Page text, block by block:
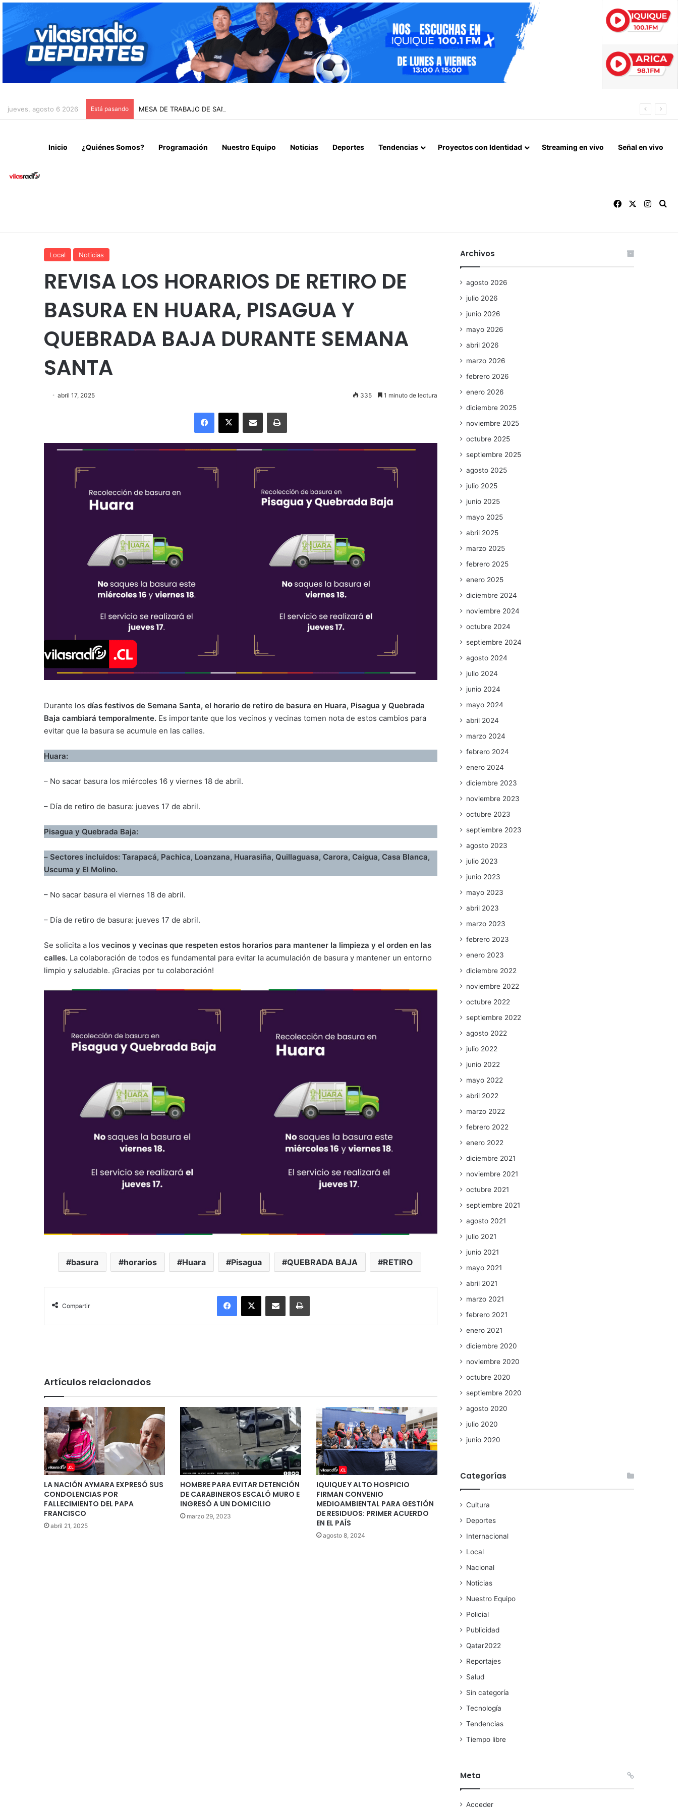
jueves, agosto 6 2026 Está pasando MESA DE TRABAJO DE SAN LORENZO DESMIENTE AUTORIZACIÓN DE «ENTRADA DE LOLITOS» PARA EL DOMINGO
Inicio ¿Quiénes Somos? Programación Nuestro Equipo Noticias Deportes Tendencias Proyectos con Identidad Streaming en vivo Señal en vivo
Facebook
Local Noticias
REVISA LOS HORARIOS DE RETIRO DE
BASURA EN HUARA, PISAGUA Y
QUEBRADA BAJA DURANTE SEMANA
SANTA
abril 17, 2025 335 1 minuto de lectura
Facebook
X Enviar vía email Imprimir
Durante los días festivos de Semana Santa, el horario de retiro de basura en Huara, Pisagua y Quebrada
Baja cambiará temporalmente. Es importante que los vecinos y vecinas tomen nota de estos cambios para
evitar que la basura se acumule en las calles.
Huara:
– No sacar basura los miércoles 16 y viernes 18 de abril.
– Día de retiro de basura: jueves 17 de abril.
Pisagua y Quebrada Baja:
– Sectores incluidos: Tarapacá, Pachica, Loanzana, Huarasiña, Quillaguasa, Carora, Caigua, Casa Blanca,
Uscuma y El Molino.
– No sacar basura el viernes 18 de abril.
– Día de retiro de basura: jueves 17 de abril.
Se solicita a los vecinos y vecinas que respeten estos horarios para mantener la limpieza y el orden en las
calles. La colaboración de todos es fundamental para evitar la acumulación de basura y mantener un entorno
limpio y saludable. ¡Gracias por tu colaboración!
basura horarios Huara Pisagua QUEBRADA BAJA RETIRO
Compartir
Facebook
X Enviar vía email Imprimir
Artículos relacionados
LA NACIÓN AYMARA EXPRESÓ SUS
CONDOLENCIAS POR
FALLECIMIENTO DEL PAPA
FRANCISCO
abril 21, 2025
HOMBRE PARA EVITAR DETENCIÓN
DE CARABINEROS ESCALÓ MURO E
INGRESÓ A UN DOMICILIO
marzo 29, 2023
IQUIQUE Y ALTO HOSPICIO
FIRMAN CONVENIO
MEDIOAMBIENTAL PARA GESTIÓN
DE RESIDUOS: PRIMER ACUERDO
EN EL PAÍS
agosto 8, 2024
Archivos
agosto 2026
julio 2026
junio 2026
mayo 2026
abril 2026
marzo 2026
febrero 2026
enero 2026
diciembre 2025
noviembre 2025
octubre 2025
septiembre 2025
agosto 2025
julio 2025
junio 2025
mayo 2025
abril 2025
marzo 2025
febrero 2025
enero 2025
diciembre 2024
noviembre 2024
octubre 2024
septiembre 2024
agosto 2024
julio 2024
junio 2024
mayo 2024
abril 2024
marzo 2024
febrero 2024
enero 2024
diciembre 2023
noviembre 2023
octubre 2023
septiembre 2023
agosto 2023
julio 2023
junio 2023
mayo 2023
abril 2023
marzo 2023
febrero 2023
enero 2023
diciembre 2022
noviembre 2022
octubre 2022
septiembre 2022
agosto 2022
julio 2022
junio 2022
mayo 2022
abril 2022
marzo 2022
febrero 2022
enero 2022
diciembre 2021
noviembre 2021
octubre 2021
septiembre 2021
agosto 2021
julio 2021
junio 2021
mayo 2021
abril 2021
marzo 2021
febrero 2021
enero 2021
diciembre 2020
noviembre 2020
octubre 2020
septiembre 2020
agosto 2020
julio 2020
junio 2020
Categorías
Cultura
Deportes
Internacional
Local
Nacional
Noticias
Nuestro Equipo
Policial
Publicidad
Qatar2022
Reportajes
Salud
Sin categoría
Tecnología
Tendencias
Tiempo libre
Meta
Acceder